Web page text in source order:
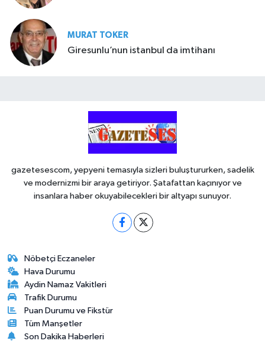
MURAT TOKER
Giresunlu’nun istanbul da imtihanı
gazetesescom, yepyeni temasıyla sizleri buluştururken, sadelik
ve modernizmi bir araya getiriyor. Şatafattan kaçınıyor ve
insanlara haber okuyabilecekleri bir altyapı sunuyor.
Nöbetçi Eczaneler
Hava Durumu
Aydin Namaz Vakitleri
Trafik Durumu
Puan Durumu ve Fikstür
Tüm Manşetler
Son Dakika Haberleri